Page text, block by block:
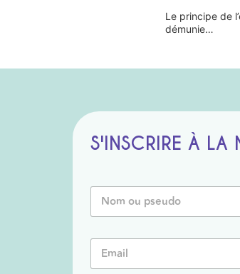
Le principe de
démunie…
S'INSCRIRE À LA
N
m
*
E